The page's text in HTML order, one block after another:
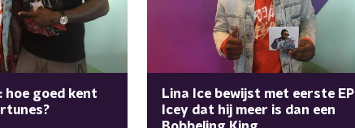
hoe goed kent
Lina Ice bewijst met eerste EP
Icey dat hij meer is dan een